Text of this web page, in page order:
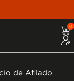
0
de Afilado